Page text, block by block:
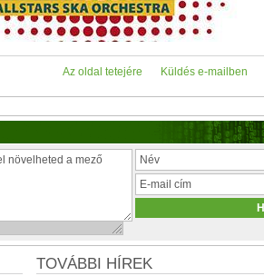
Küldés e-mailben
Az oldal tetejére
TOVÁBBI HÍREK